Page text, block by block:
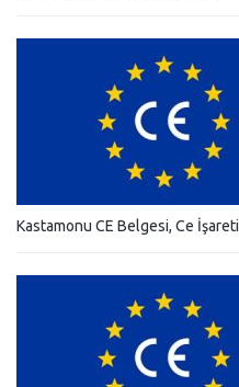
Kastamonu CE Belgesi, Ce İşareti